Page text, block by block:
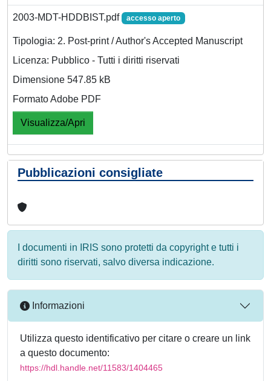
2003-MDT-HDDBIST.pdf accesso aperto
Tipologia: 2. Post-print / Author's Accepted Manuscript
Licenza: Pubblico - Tutti i diritti riservati
Dimensione 547.85 kB
Formato Adobe PDF
Visualizza/Apri
Pubblicazioni consigliate
I documenti in IRIS sono protetti da copyright e tutti i
diritti sono riservati, salvo diversa indicazione.
Informazioni
Utilizza questo identificativo per citare o creare un link
a questo documento:
https://hdl.handle.net/11583/1404465